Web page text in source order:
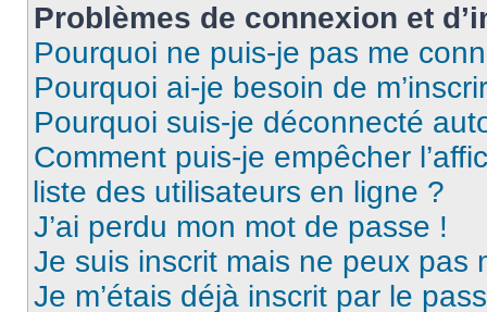
Problèmes de connexion et
Pourquoi ne puis-je pas me
Pourquoi ai-je besoin de
Pourquoi suis-je déconnecté
Comment puis-je empêcher
liste des utilisateurs en ligne ?
J’ai perdu mon mot de passe !
Je suis inscrit mais ne peux pas
Je m’étais déjà inscrit par le